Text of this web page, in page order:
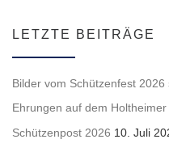
LETZTE BEITRÄGE
Bilder vom Schützenfest 2026
Ehrungen auf dem
Schützenpost 2026 10. Juli